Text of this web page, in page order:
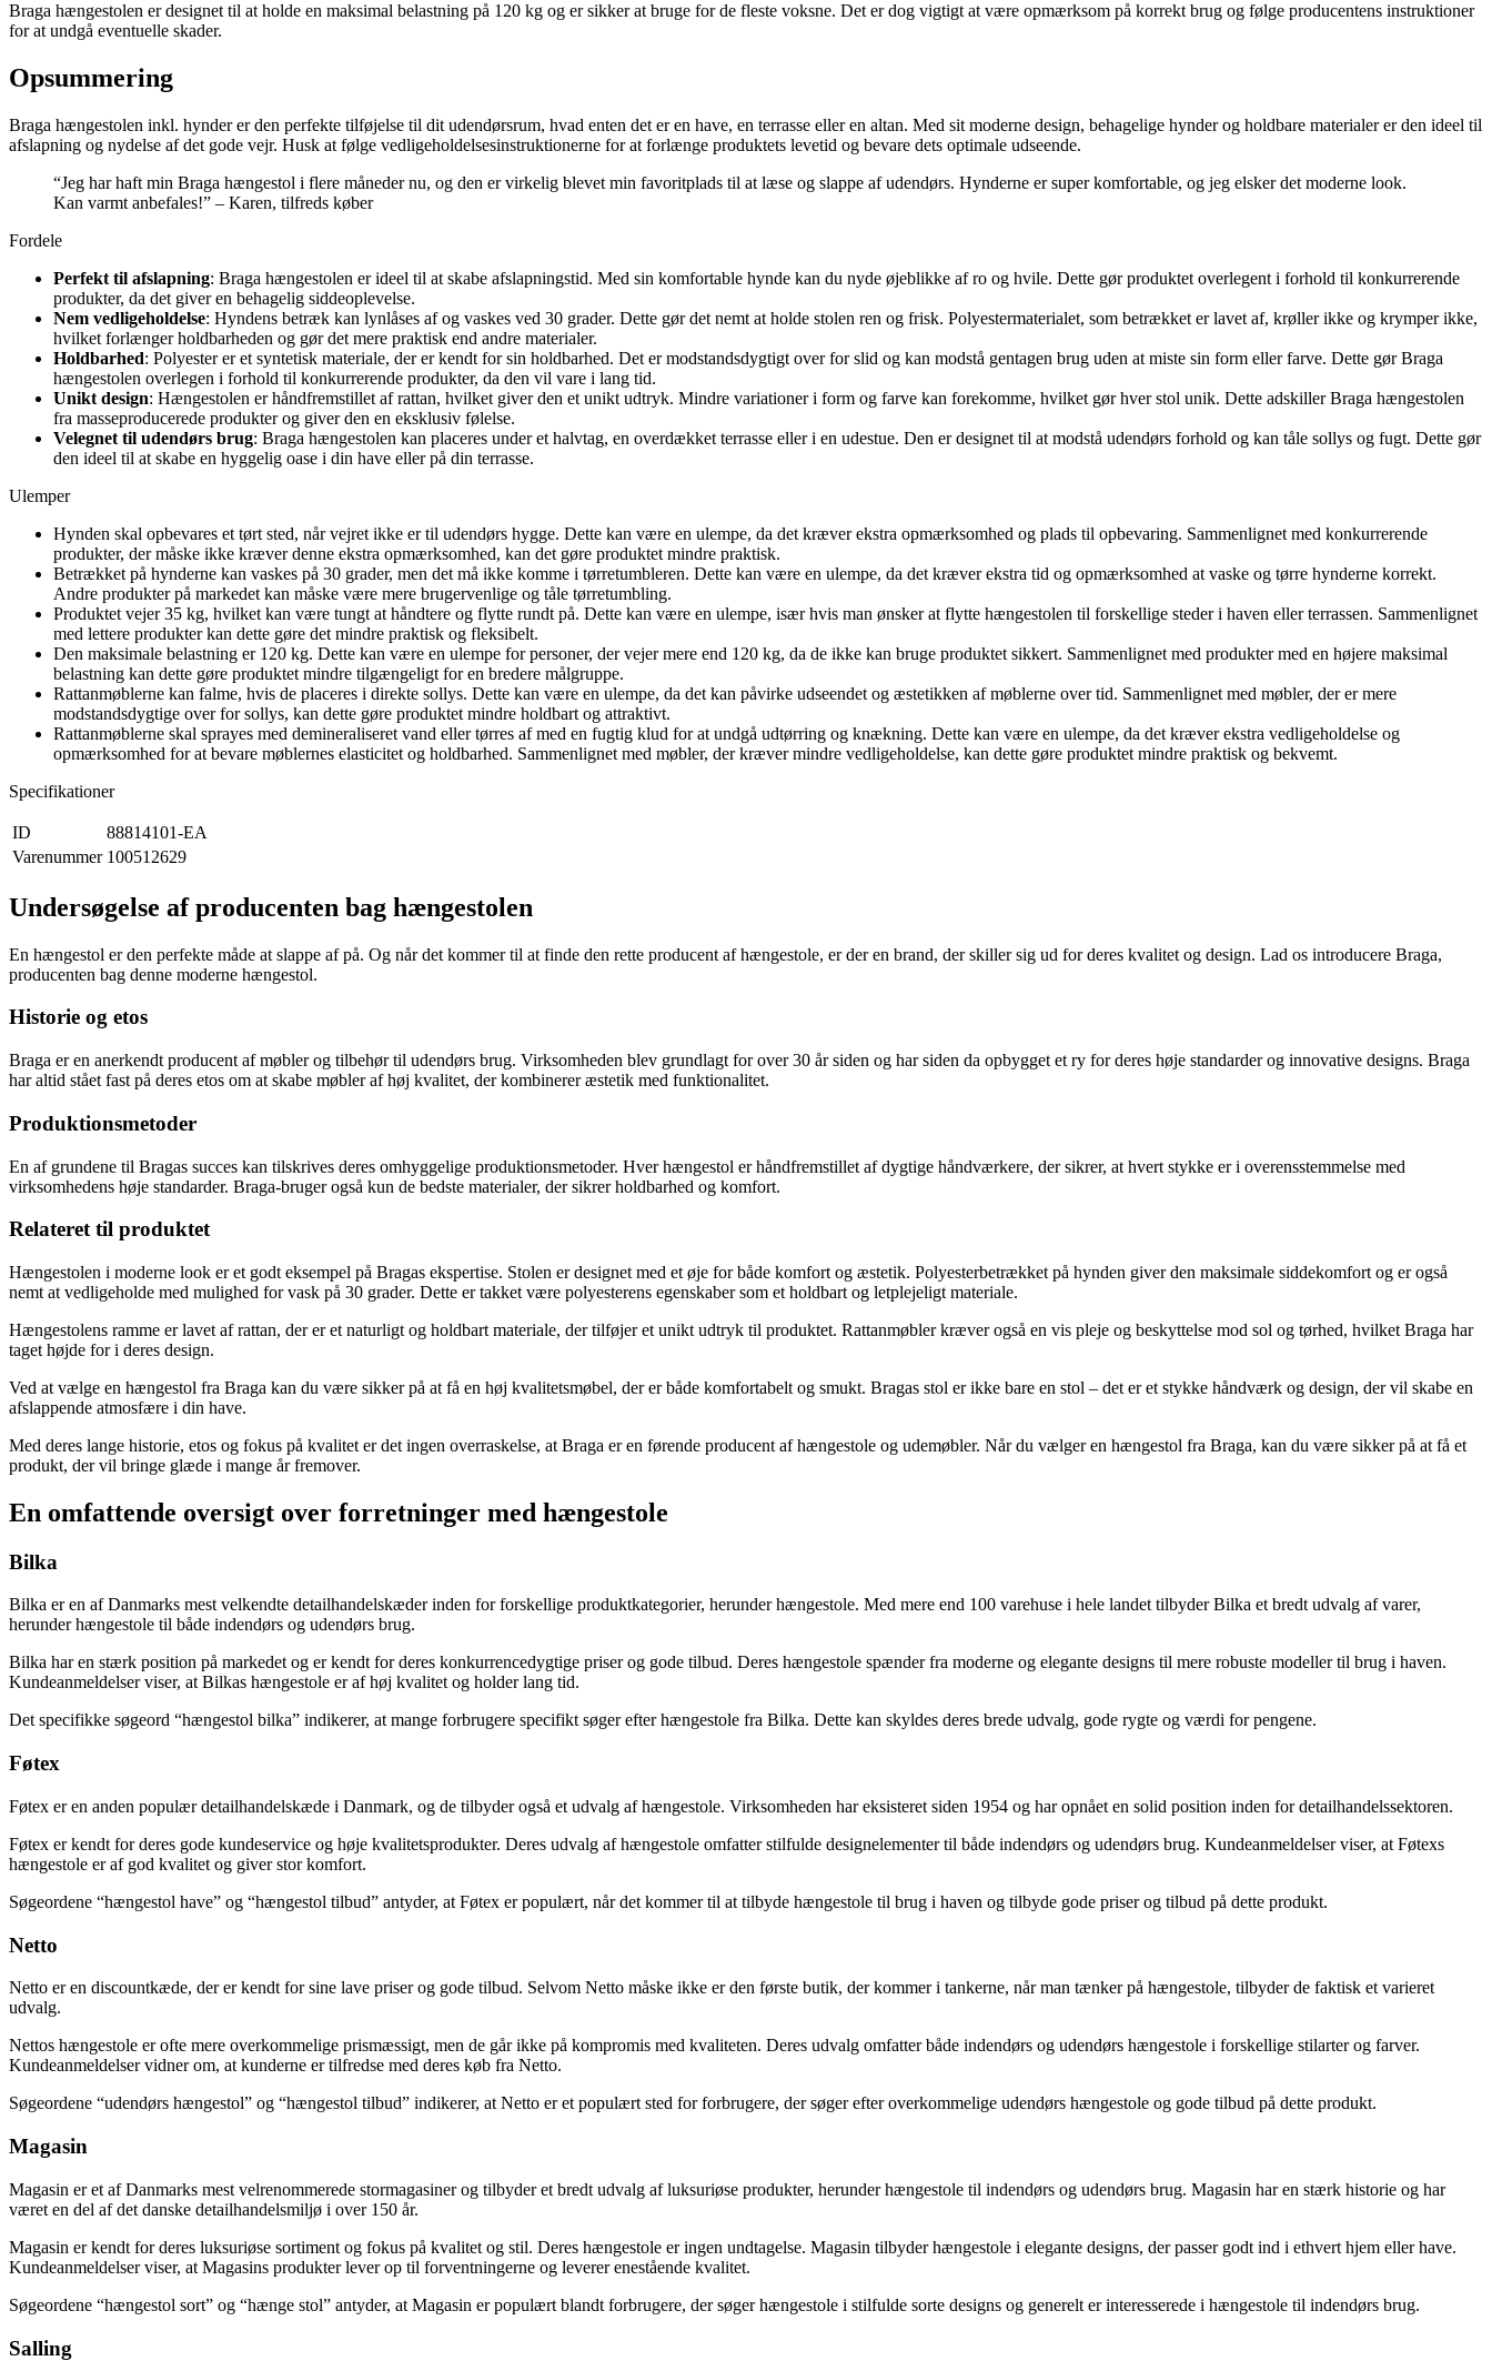
Braga hængestolen er designet til at holde en maksimal belastning på 120 kg og er sikker at bruge for de fleste voksne. Det er dog vigtigt at være opmærksom på korrekt brug og følge producentens instruktioner
for at undgå eventuelle skader.
Opsummering
Braga hængestolen inkl. hynder er den perfekte tilføjelse til dit udendørsrum, hvad enten det er en have, en terrasse eller en altan. Med sit moderne design, behagelige hynder og holdbare materialer er den ideel til
afslapning og nydelse af det gode vejr. Husk at følge vedligeholdelsesinstruktionerne for at forlænge produktets levetid og bevare dets optimale udseende.
“Jeg har haft min Braga hængestol i flere måneder nu, og den er virkelig blevet min favoritplads til at læse og slappe af udendørs. Hynderne er super komfortable, og jeg elsker det moderne look.
Kan varmt anbefales!” – Karen, tilfreds køber
Fordele
Perfekt til afslapning: Braga hængestolen er ideel til at skabe afslapningstid. Med sin komfortable hynde kan du nyde øjeblikke af ro og hvile. Dette gør produktet overlegent i forhold til konkurrerende
produkter, da det giver en behagelig siddeoplevelse.
Nem vedligeholdelse: Hyndens betræk kan lynlåses af og vaskes ved 30 grader. Dette gør det nemt at holde stolen ren og frisk. Polyestermaterialet, som betrækket er lavet af, krøller ikke og krymper ikke,
hvilket forlænger holdbarheden og gør det mere praktisk end andre materialer.
Holdbarhed: Polyester er et syntetisk materiale, der er kendt for sin holdbarhed. Det er modstandsdygtigt over for slid og kan modstå gentagen brug uden at miste sin form eller farve. Dette gør Braga
hængestolen overlegen i forhold til konkurrerende produkter, da den vil vare i lang tid.
Unikt design: Hængestolen er håndfremstillet af rattan, hvilket giver den et unikt udtryk. Mindre variationer i form og farve kan forekomme, hvilket gør hver stol unik. Dette adskiller Braga hængestolen
fra masseproducerede produkter og giver den en eksklusiv følelse.
Velegnet til udendørs brug: Braga hængestolen kan placeres under et halvtag, en overdækket terrasse eller i en udestue. Den er designet til at modstå udendørs forhold og kan tåle sollys og fugt. Dette gør
den ideel til at skabe en hyggelig oase i din have eller på din terrasse.
Ulemper
Hynden skal opbevares et tørt sted, når vejret ikke er til udendørs hygge. Dette kan være en ulempe, da det kræver ekstra opmærksomhed og plads til opbevaring. Sammenlignet med konkurrerende
produkter, der måske ikke kræver denne ekstra opmærksomhed, kan det gøre produktet mindre praktisk.
Betrækket på hynderne kan vaskes på 30 grader, men det må ikke komme i tørretumbleren. Dette kan være en ulempe, da det kræver ekstra tid og opmærksomhed at vaske og tørre hynderne korrekt.
Andre produkter på markedet kan måske være mere brugervenlige og tåle tørretumbling.
Produktet vejer 35 kg, hvilket kan være tungt at håndtere og flytte rundt på. Dette kan være en ulempe, især hvis man ønsker at flytte hængestolen til forskellige steder i haven eller terrassen. Sammenlignet
med lettere produkter kan dette gøre det mindre praktisk og fleksibelt.
Den maksimale belastning er 120 kg. Dette kan være en ulempe for personer, der vejer mere end 120 kg, da de ikke kan bruge produktet sikkert. Sammenlignet med produkter med en højere maksimal
belastning kan dette gøre produktet mindre tilgængeligt for en bredere målgruppe.
Rattanmøblerne kan falme, hvis de placeres i direkte sollys. Dette kan være en ulempe, da det kan påvirke udseendet og æstetikken af møblerne over tid. Sammenlignet med møbler, der er mere
modstandsdygtige over for sollys, kan dette gøre produktet mindre holdbart og attraktivt.
Rattanmøblerne skal sprayes med demineraliseret vand eller tørres af med en fugtig klud for at undgå udtørring og knækning. Dette kan være en ulempe, da det kræver ekstra vedligeholdelse og
opmærksomhed for at bevare møblernes elasticitet og holdbarhed. Sammenlignet med møbler, der kræver mindre vedligeholdelse, kan dette gøre produktet mindre praktisk og bekvemt.
Specifikationer
ID
88814101-EA
Varenummer 100512629
Undersøgelse af producenten bag hængestolen
En hængestol er den perfekte måde at slappe af på. Og når det kommer til at finde den rette producent af hængestole, er der en brand, der skiller sig ud for deres kvalitet og design. Lad os introducere Braga,
producenten bag denne moderne hængestol.
Historie og etos
Braga er en anerkendt producent af møbler og tilbehør til udendørs brug. Virksomheden blev grundlagt for over 30 år siden og har siden da opbygget et ry for deres høje standarder og innovative designs. Braga
har altid stået fast på deres etos om at skabe møbler af høj kvalitet, der kombinerer æstetik med funktionalitet.
Produktionsmetoder
En af grundene til Bragas succes kan tilskrives deres omhyggelige produktionsmetoder. Hver hængestol er håndfremstillet af dygtige håndværkere, der sikrer, at hvert stykke er i overensstemmelse med
virksomhedens høje standarder. Braga-bruger også kun de bedste materialer, der sikrer holdbarhed og komfort.
Relateret til produktet
Hængestolen i moderne look er et godt eksempel på Bragas ekspertise. Stolen er designet med et øje for både komfort og æstetik. Polyesterbetrækket på hynden giver den maksimale siddekomfort og er også
nemt at vedligeholde med mulighed for vask på 30 grader. Dette er takket være polyesterens egenskaber som et holdbart og letplejeligt materiale.
Hængestolens ramme er lavet af rattan, der er et naturligt og holdbart materiale, der tilføjer et unikt udtryk til produktet. Rattanmøbler kræver også en vis pleje og beskyttelse mod sol og tørhed, hvilket Braga har
taget højde for i deres design.
Ved at vælge en hængestol fra Braga kan du være sikker på at få en høj kvalitetsmøbel, der er både komfortabelt og smukt. Bragas stol er ikke bare en stol – det er et stykke håndværk og design, der vil skabe en
afslappende atmosfære i din have.
Med deres lange historie, etos og fokus på kvalitet er det ingen overraskelse, at Braga er en førende producent af hængestole og udemøbler. Når du vælger en hængestol fra Braga, kan du være sikker på at få et
produkt, der vil bringe glæde i mange år fremover.
En omfattende oversigt over forretninger med hængestole
Bilka
Bilka er en af Danmarks mest velkendte detailhandelskæder inden for forskellige produktkategorier, herunder hængestole. Med mere end 100 varehuse i hele landet tilbyder Bilka et bredt udvalg af varer,
herunder hængestole til både indendørs og udendørs brug.
Bilka har en stærk position på markedet og er kendt for deres konkurrencedygtige priser og gode tilbud. Deres hængestole spænder fra moderne og elegante designs til mere robuste modeller til brug i haven.
Kundeanmeldelser viser, at Bilkas hængestole er af høj kvalitet og holder lang tid.
Det specifikke søgeord “hængestol bilka” indikerer, at mange forbrugere specifikt søger efter hængestole fra Bilka. Dette kan skyldes deres brede udvalg, gode rygte og værdi for pengene.
Føtex
Føtex er en anden populær detailhandelskæde i Danmark, og de tilbyder også et udvalg af hængestole. Virksomheden har eksisteret siden 1954 og har opnået en solid position inden for detailhandelssektoren.
Føtex er kendt for deres gode kundeservice og høje kvalitetsprodukter. Deres udvalg af hængestole omfatter stilfulde designelementer til både indendørs og udendørs brug. Kundeanmeldelser viser, at Føtexs
hængestole er af god kvalitet og giver stor komfort.
Søgeordene “hængestol have” og “hængestol tilbud” antyder, at Føtex er populært, når det kommer til at tilbyde hængestole til brug i haven og tilbyde gode priser og tilbud på dette produkt.
Netto
Netto er en discountkæde, der er kendt for sine lave priser og gode tilbud. Selvom Netto måske ikke er den første butik, der kommer i tankerne, når man tænker på hængestole, tilbyder de faktisk et varieret
udvalg.
Nettos hængestole er ofte mere overkommelige prismæssigt, men de går ikke på kompromis med kvaliteten. Deres udvalg omfatter både indendørs og udendørs hængestole i forskellige stilarter og farver.
Kundeanmeldelser vidner om, at kunderne er tilfredse med deres køb fra Netto.
Søgeordene “udendørs hængestol” og “hængestol tilbud” indikerer, at Netto er et populært sted for forbrugere, der søger efter overkommelige udendørs hængestole og gode tilbud på dette produkt.
Magasin
Magasin er et af Danmarks mest velrenommerede stormagasiner og tilbyder et bredt udvalg af luksuriøse produkter, herunder hængestole til indendørs og udendørs brug. Magasin har en stærk historie og har
været en del af det danske detailhandelsmiljø i over 150 år.
Magasin er kendt for deres luksuriøse sortiment og fokus på kvalitet og stil. Deres hængestole er ingen undtagelse. Magasin tilbyder hængestole i elegante designs, der passer godt ind i ethvert hjem eller have.
Kundeanmeldelser viser, at Magasins produkter lever op til forventningerne og leverer enestående kvalitet.
Søgeordene “hængestol sort” og “hænge stol” antyder, at Magasin er populært blandt forbrugere, der søger hængestole i stilfulde sorte designs og generelt er interesserede i hængestole til indendørs brug.
Salling